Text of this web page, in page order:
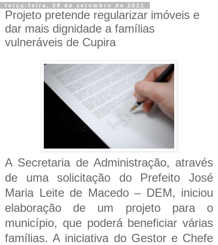
terça-feira, 28 de setembro de 2021
Projeto pretende regularizar imóveis e
dar mais dignidade a famílias
vulneráveis de Cupira
A Secretaria de Administração, através
de uma solicitação do Prefeito José
Maria Leite de Macedo – DEM, iniciou
elaboração de um projeto para o
município, que poderá beneficiar várias
famílias. A iniciativa do Gestor e Chefe